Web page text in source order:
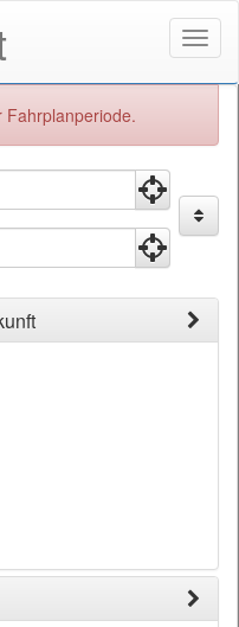
Menü
Fahrplanperiode.
später